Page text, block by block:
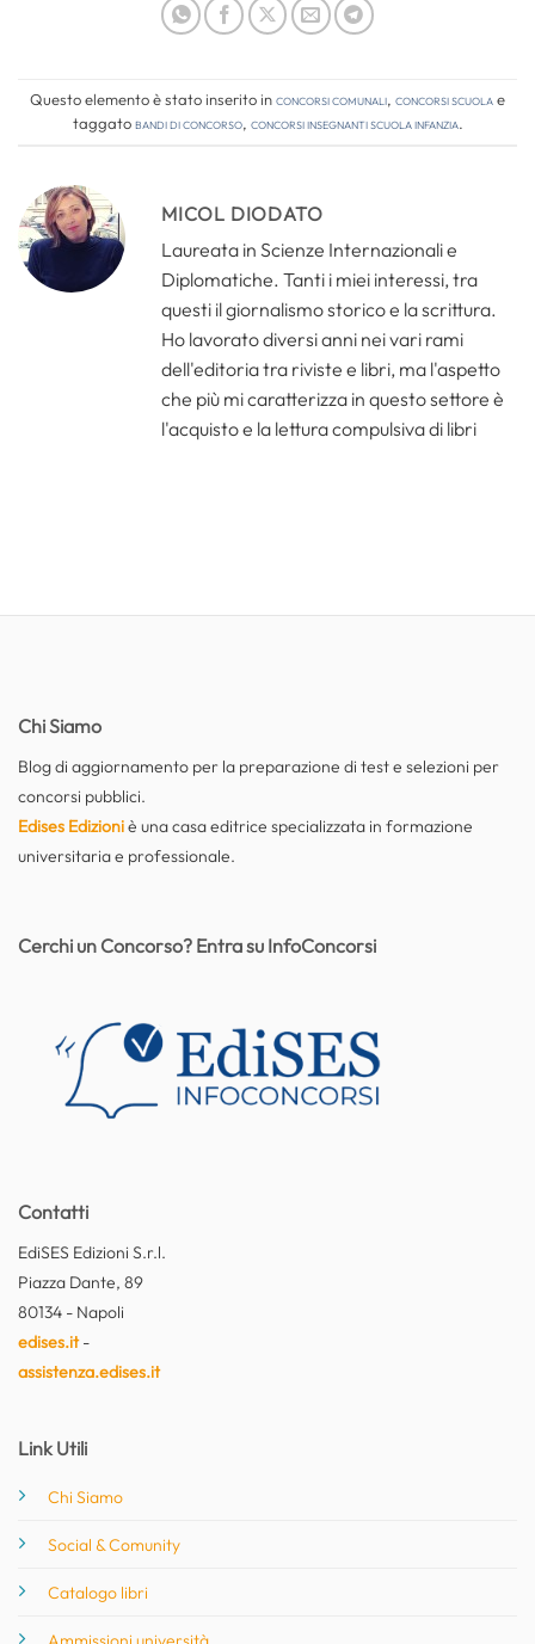
Questo elemento è stato inserito inConcorsi comunali, Concorsi Scuolae
taggatobandi di concorso, concorsi insegnanti scuola infanzia.
MICOL DIODATO
Laureata in Scienze Internazionali e
Diplomatiche. Tanti i miei interessi, tra
questi il giornalismo storico e la scrittura.
Ho lavorato diversi anni nei vari rami
dell'editoria tra riviste e libri, ma l'aspetto
che più mi caratterizza in questo settore è
l'acquisto e la lettura compulsiva di libri
Chi Siamo
Blog di aggiornamento per la preparazione di test e selezioni per
concorsi pubblici.
Edises Edizioniè una casa editrice specializzata in formazione
universitaria e professionale.
Contatti
EdiSES Edizioni S.r.l.
Piazza Dante, 89
80134 - Napoli
edises.it-
assistenza.edises.it
Link Utili
Chi Siamo
Social & Comunity
Catalogo libri
Cerchi un Concorso? Entra su InfoConcorsi